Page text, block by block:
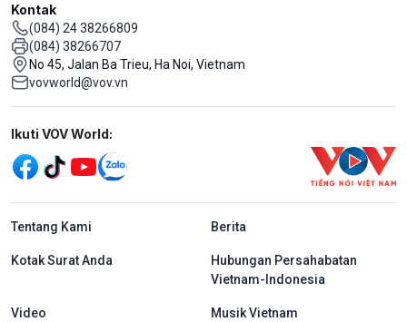
Kontak
(084) 24 38266809
(084) 38266707
No 45, Jalan Ba Trieu, Ha Noi, Vietnam
vovworld@vov.vn
Mạng xã hội
Ikuti VOV World:
menu footer tiếng Indo
Tentang Kami Berita
Kotak Surat Anda
Hubungan Persahabatan
Vietnam-Indonesia
Video Musik Vietnam